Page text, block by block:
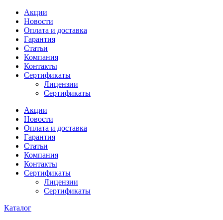
Акции
Новости
Оплата и доставка
Гарантия
Статьи
Компания
Контакты
Сертификаты
Лицензии
Сертификаты
Акции
Новости
Оплата и доставка
Гарантия
Статьи
Компания
Контакты
Сертификаты
Лицензии
Сертификаты
Каталог